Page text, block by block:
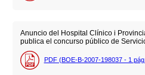
Anuncio del Hospital Clínico i
publica el concurso público de
PDF (BOE-B-2007-198037 - 1 pág.